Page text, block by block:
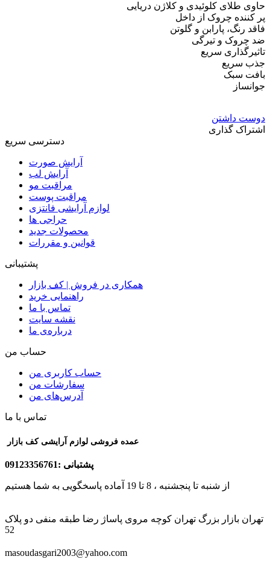
حاوی طلای کلوئیدی و کلاژن دریایی
پر کننده چروک از داخل
فاقد رنگ، پارابن و گلوتن
ضد چروک و تیرگی
تاثیرگذاری سریع
جذب سریع
بافت سبک
جوانساز
دوست داشتن
اشتراک گذاری
دسترسی سریع
آرایش صورت
آرایش لب
مراقبت مو
مراقبت پوست
لوازم آرایشی فانتزی
حراجی ها
محصولات جدید
قوانین و مقررات
پشتیبانی
همکاری در فروش | کف بازار
راهنمایی خرید
تماس با ما
نقشه سایت
درباره‌ی ما
حساب من
حساب کاربری من
سفارشات من
آدرس‌های من
تماس با ما
پشتبانی :09123356761
از شنبه تا پنجشنبه ، 8 تا 19 آماده پاسخگویی به شما هستیم
تهران بازار بزرگ تهران کوچه مروی پاساژ رضا طبقه منفی دو پلاک
52
masoudasgari2003@yahoo.com